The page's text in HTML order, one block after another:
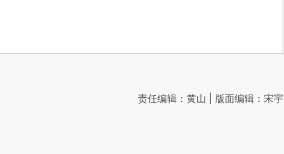
责任编辑：黄山 | 版面编辑：宋宇